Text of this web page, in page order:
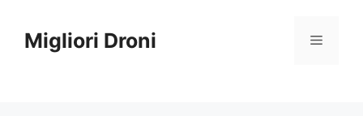
contenuto
Migliori Droni Menu